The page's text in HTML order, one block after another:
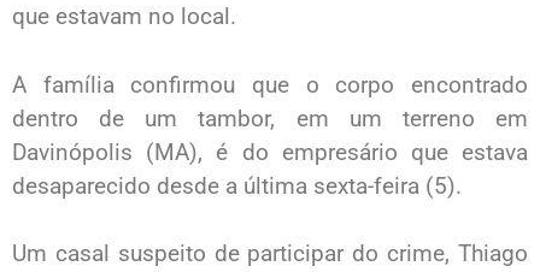
que estavam no local.
A família confirmou que o corpo encontrado
dentro de um tambor, em um terreno em
Davinópolis (MA), é do empresário que estava
desaparecido desde a última sexta-feira (5).
Um casal suspeito de participar do crime, Thiago